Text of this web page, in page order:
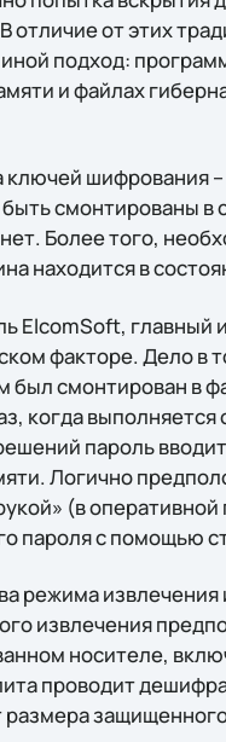
от этих
подход:
и файлах
ключей шифрования
смонтированы в
Более того,
находится в
ElcomSoft, главный
факторе. Дело в
смонтирован в
когда
пароль
Логично
(в оперативной
пароля с помощью
режима
извлечения
носителе,
проводит
размера